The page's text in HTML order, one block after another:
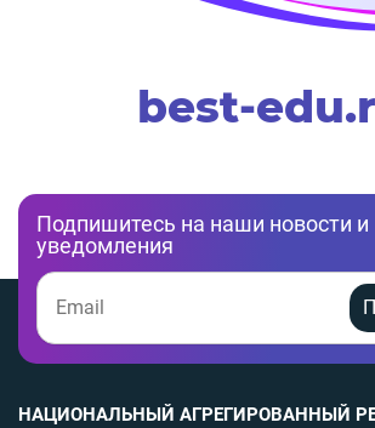
best-
Подпишитесь на наши новости и
уведомления
НАЦИОНАЛЬНЫЙ АГРЕГИРОВАННЫЙ